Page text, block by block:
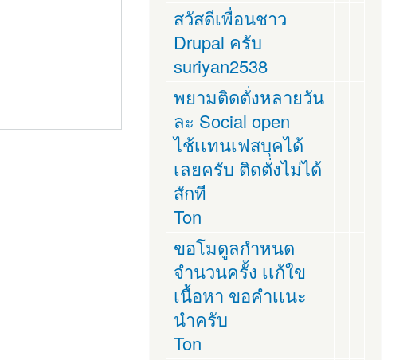
สวัสดีเพื่อนชาว
Drupal ครับ
suriyan2538
พยามติดตั่งหลายวัน
ละ Social open
ไช้เเทนเฟสบุคได้
เลยครับ ติดตั่งไม่ได้
สักที
Ton
ขอโมดูลกำหนด
จำนวนครั้ง เเก้ใข
เนื้อหา ขอคำเเนะ
นำครับ
Ton